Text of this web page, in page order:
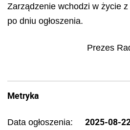
Zarządzenie wchodzi w życie
po dniu ogłoszenia.
Prezes
Metryka
Data ogłoszenia: 2025-08-